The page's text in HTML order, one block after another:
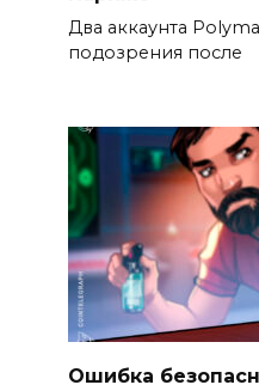
Два аккаунта
подозрения после
Ошибка